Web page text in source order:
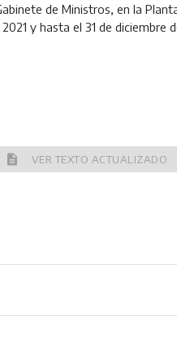
de Ministros, en la
y hasta el 31 de diciembre
description VER TEXTO ACTUALIZADO